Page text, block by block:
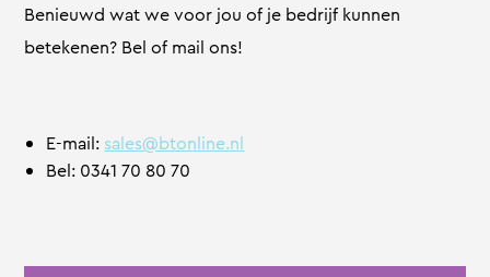
Benieuwd wat we voor jou of je bedrijf kunnen
betekenen? Bel of mail ons!
E-mail: sales@btonline.nl
Bel: 0341 70 80 70